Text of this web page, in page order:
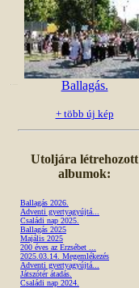
Ballagás.
+ több új kép
Utoljára létrehozott
albumok:
Ballagás 2026.
Adventi gyertyagyújtá...
Családi nap 2025.
Ballagás 2025
Majális 2025
200 éves az Erzsébet ...
2025.03.14. Megemlékezés
Adventi gyertyagyújtá...
Játszótér átadás.
Családi nap 2024.